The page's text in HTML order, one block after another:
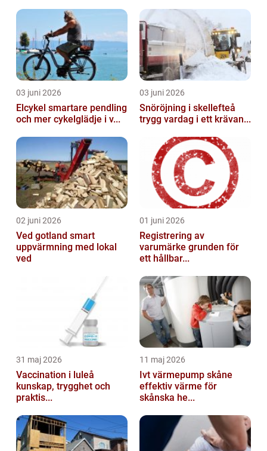
03 juni 2026
Elcykel smartare pendling
och mer cykelglädje i v...
03 juni 2026
Snöröjning i skellefteå
trygg vardag i ett krävan...
02 juni 2026
Ved gotland smart
uppvärmning med lokal
ved
01 juni 2026
Registrering av
varumärke grunden för
ett hållbar...
31 maj 2026
Vaccination i luleå
kunskap, trygghet och
praktis...
11 maj 2026
Ivt värmepump skåne
effektiv värme för
skånska he...